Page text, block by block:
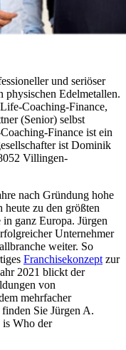
und seriöser
Edelmetallen.
Coaching-Finance,
(Senior) selbst
Finance ist ein
ist Dominik
Villingen-
nach Gründung hohe
heute zu den größten
ganz Europa. Jürgen
Unternehmer
weiter. So
Franchisekonzeptzur
2021 blickt der
von
mehrfacher
Sie Jürgen A.
is Who der